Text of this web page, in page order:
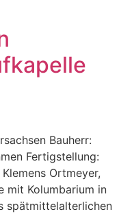
Bauherr:
Fertigstellung:
Ortmeyer,
mit Kolumbarium in
spätmittelalterlichen